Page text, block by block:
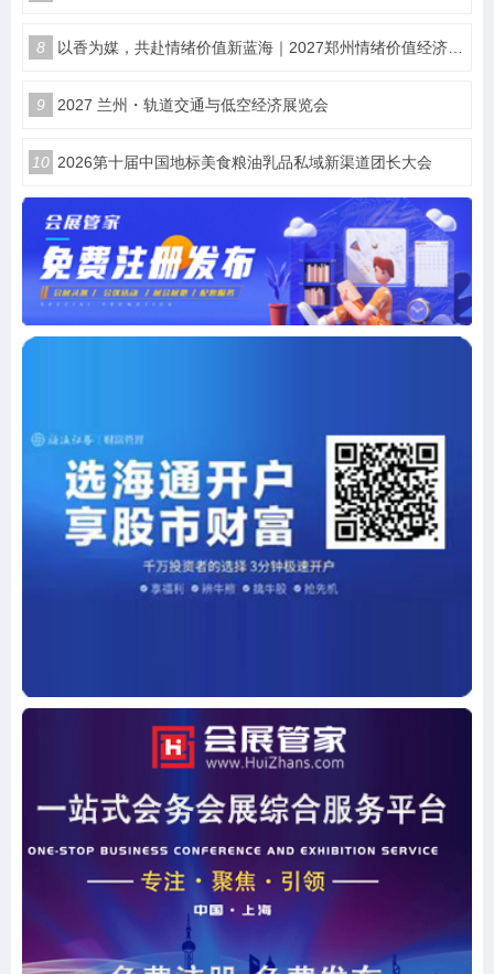
8 以香为媒，共赴情绪价值新蓝海｜2027郑州情绪价值经济博览会・香氛产业馆
9 2027 兰州・轨道交通与低空经济展览会
10 2026第十届中国地标美食粮油乳品私域新渠道团长大会